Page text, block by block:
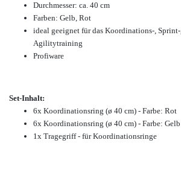
Durchmesser: ca. 40 cm
Farben: Gelb, Rot
ideal geeignet für das Koordinations-,
Agilitytraining
Profiware
Set-Inhalt:
6x Koordinationsring (ø 40 cm) - Farbe: Rot
6x Koordinationsring (ø 40 cm) - Farbe: Gelb
1x Tragegriff - für Koordinationsringe